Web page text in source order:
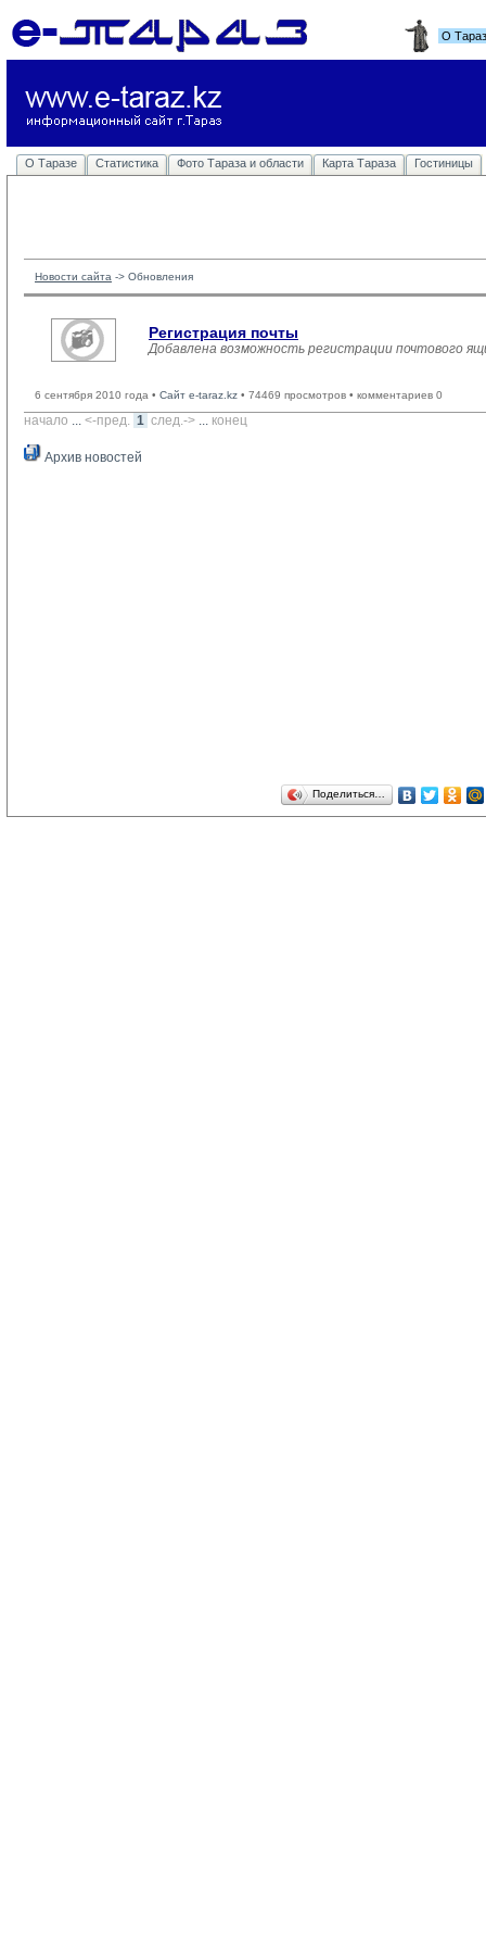
О
О Таразе Статистика Фото Тараза и области Карта Тараза Гостиницы
Новости сайта -> Обновления
Регистрация почты
Добавлена возможность регистрации почтового
6 сентября 2010 года • Сайт e-taraz.kz • 74469 просмотров • комментариев 0
начало ... <-пред. 1 след.-> ... конец
Архив новостей
Поделиться…